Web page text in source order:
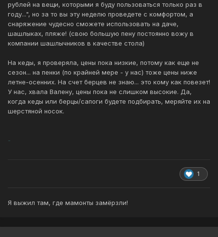
рублей на вещи, которыми я буду пользоваться только раз в
году...", но за то вы эту неделю проведете с комфортом, а
снаряжение чудесно сможете использовать на даче,
шашлыках, пляже! (свою большую пену постоянно вожу в
компании шашлычников в качестве стола)
На кеды, я проверяла, цены пока низкие, потому как еще не
сезон... на пенки (по крайней мере - у нас) тоже цены ниже
летне-осенних. На счет берцев не знаю... это кому как повезет!
У нас, хвала Валену, цены пока не слишком высокие. Да,
когда кеды или берцы/сапоги будете подбирать, меряйте их на
шерстяной носок.
-
1
Я выжил там, где мамонты замёрзли!